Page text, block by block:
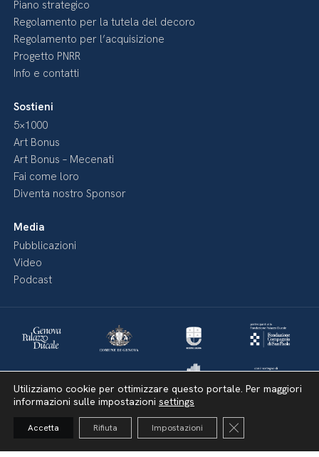
Piano strategico
Regolamento per la tutela del decoro
Regolamento per l’acquisizione
Progetto PNRR
Info e contatti
Sostieni
5×1000
Art Bonus
Art Bonus – Mecenati
Fai come loro
Diventa nostro Sponsor
Media
Pubblicazioni
Video
Podcast
Utilizziamo cookie per ottimizzare questo portale. Per maggiori
informazioni sulle impostazioni settings
Accetta Rifiuta Impostazioni Close GDPR